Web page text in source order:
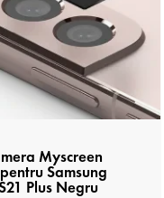
Myscreen
Samsung
Plus Negru